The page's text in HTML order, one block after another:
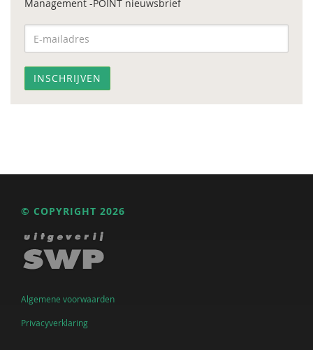
Management -POINT nieuwsbrief
© COPYRIGHT 2026
Algemene voorwaarden
Privacyverklaring